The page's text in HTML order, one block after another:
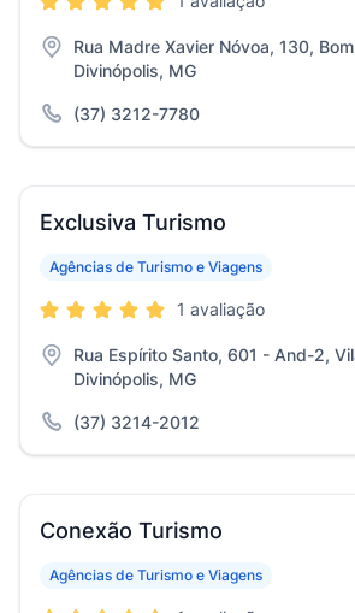
Rua Madre Xavier Nóvoa, 130,
Divinópolis, MG
(37) 3212-7780
Exclusiva Turismo
Agências de Turismo e Viagens
1 avaliação
Rua Espírito Santo, 601 - And-2,
Divinópolis, MG
(37) 3214-2012
Conexão Turismo
Agências de Turismo e Viagens